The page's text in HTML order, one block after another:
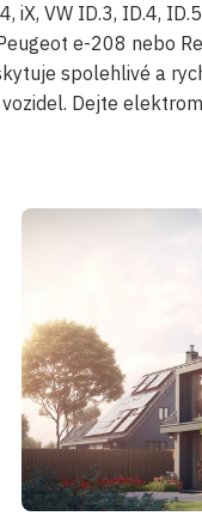
iX, VW ID.3, ID.4,
e-208 nebo
spolehlivé a
Dejte